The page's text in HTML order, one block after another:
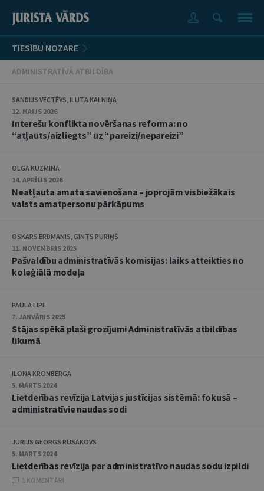
TIESĪBU NOZARE
ADMINISTRATĪVĀ ATBILDĪBA
SANDIJS VECTĒVS, ILUTA KALNIŅA
12. MAIJS 2026
Interešu konflikta novēršanas reforma: no
“atļauts/aizliegts” uz “pareizi/nepareizi”
OLGA KUZMINA
14. APRĪLIS 2026
Neatļauta amata savienošana – joprojām visbiežākais
valsts amatpersonu pārkāpums
OSKARS ERDMANIS, GINTS PURIŅŠ
11. NOVEMBRIS 2025
Pašvaldību administratīvās komisijas: laiks atteikties no
koleģiālā modeļa
PAULA LIPE
7. JANVĀRIS 2025
Stājas spēkā plaši grozījumi Administratīvās atbildības
likumā
ILONA KRONBERGA
5. MARTS 2024
Lietderības revīzija Latvijas justīcijas sistēmā: fokusā –
administratīvie naudas sodi
JURIJS GEORGS RUSAKOVS
5. MARTS 2024
Lietderības revīzija par administratīvo naudas sodu izpildi
1 KOMENTĀRI